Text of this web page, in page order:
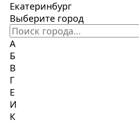
Екатеринбург
Выберите город
А
Б
В
Г
Е
И
К